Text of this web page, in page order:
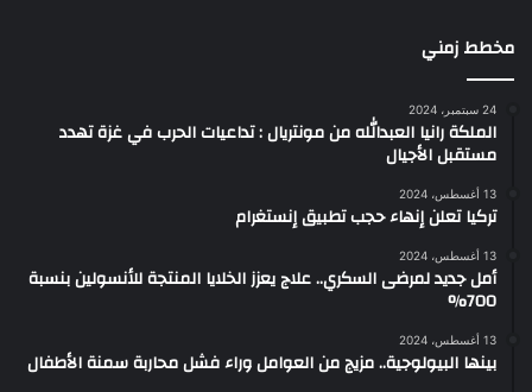
مخطط زمني
24 سبتمبر، 2024
الملكة رانيا العبدالله من مونتريال : تداعيات الحرب في غزة تهدد
مستقبل الأجيال
13 أغسطس، 2024
تركيا تعلن إنهاء حجب تطبيق إنستغرام
13 أغسطس، 2024
أمل جديد لمرضى السكري.. علاج يعزز الخلايا المنتجة للأنسولين بنسبة
700%
13 أغسطس، 2024
بينها البيولوجية.. مزيج من العوامل وراء فشل محاربة سمنة الأطفال